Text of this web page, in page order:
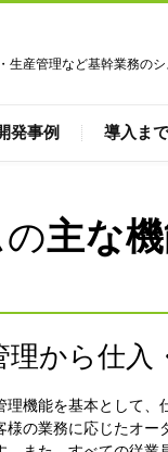
生産管理など基幹業務の
発事例 導入ま
主な
から仕入
理機能を基本として
の業務に応じたオ